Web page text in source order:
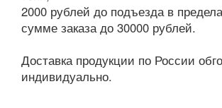
2000 рублей до подъезда в
сумме заказа до 30000 рублей.
Доставка продукции по России
индивидуально.